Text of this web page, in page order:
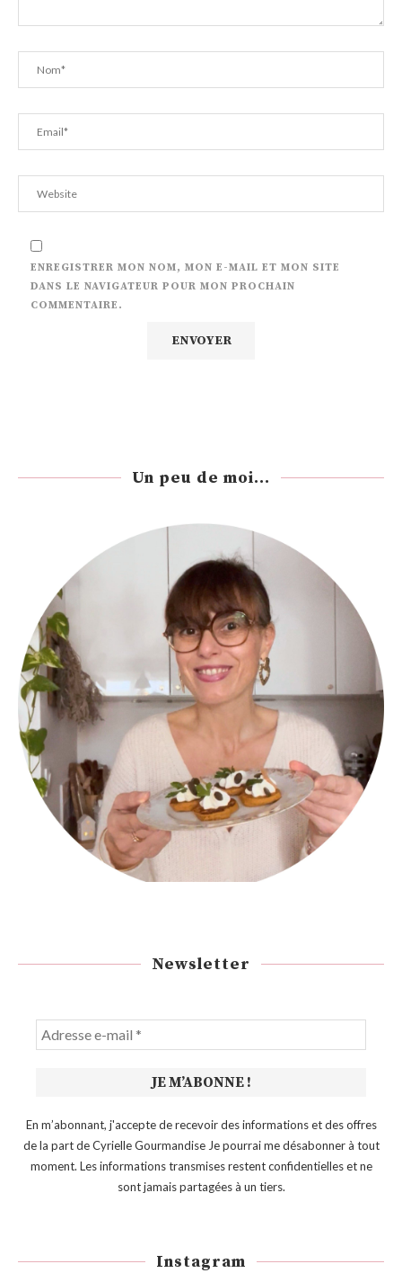
ENREGISTRER MON NOM, MON E-MAIL ET MON SITE
DANS LE NAVIGATEUR POUR MON PROCHAIN
COMMENTAIRE.
Un peu de moi...
Newsletter
En m’abonnant, j'accepte de recevoir des informations et des offres
de la part de Cyrielle Gourmandise Je pourrai me désabonner à tout
moment. Les informations transmises restent confidentielles et ne
sont jamais partagées à un tiers.
Instagram